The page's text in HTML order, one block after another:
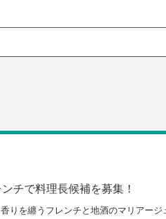
チで料理長候補を募集！
香りを纏うフレンチと地酒のマリアー